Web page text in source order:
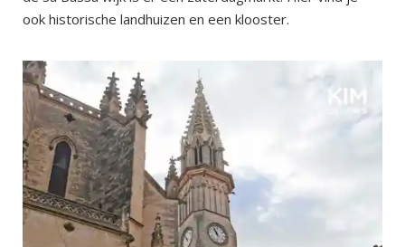
ook historische landhuizen en een klooster.